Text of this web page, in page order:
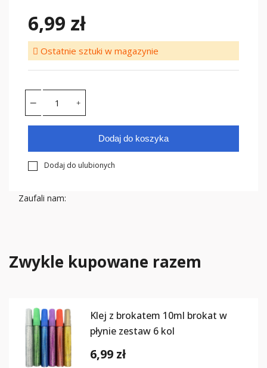
6,99 zł
Ostatnie sztuki w magazynie
Dodaj do koszyka
Dodaj do ulubionych
Zaufali nam:
Zwykle kupowane razem
Klej z brokatem 10ml brokat w
płynie zestaw 6 kol
6,99 zł